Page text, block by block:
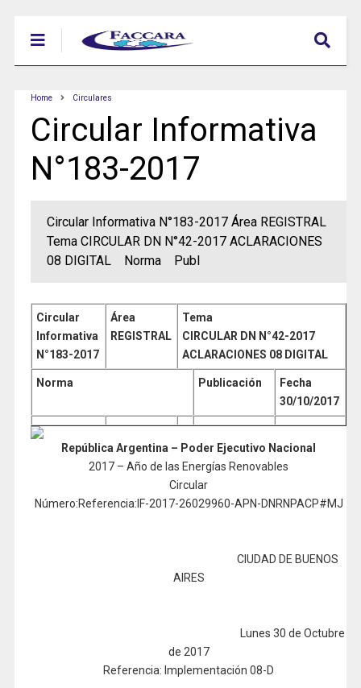
Home Circulares
Circular Informativa
N°183-2017
Circular Informativa N°183-2017 Área REGISTRAL
Tema CIRCULAR DN N°42-2017 ACLARACIONES
08 DIGITAL Norma Publ
Circular
Informativa
N°183-2017
Área
REGISTRAL
Tema
CIRCULAR DN N°42-2017
ACLARACIONES 08 DIGITAL
Norma Publicación
Fecha
30/10/2017
República Argentina – Poder Ejecutivo Nacional
2017 – Año de las Energías Renovables
Circular
Número:Referencia:IF-2017-26029960-APN-DNRNPACP#MJ
CIUDAD DE BUENOS
AIRES
Lunes 30 de Octubre
de 2017
Referencia: Implementación 08-D